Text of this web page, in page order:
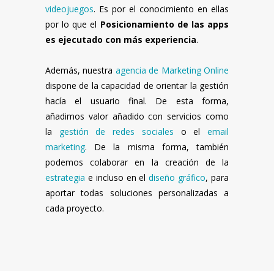
videojuegos. Es por el conocimiento en ellas
por lo que el Posicionamiento de las apps
es ejecutado con más experiencia.
Además, nuestra agencia de Marketing Online
dispone de la capacidad de orientar la gestión
hacía el usuario final. De esta forma,
añadimos valor añadido con servicios como
la gestión de redes sociales o elemail
marketing. De la misma forma, también
podemos colaborar en la creación de la
estrategia e incluso en eldiseño gráfico, para
aportar todas soluciones personalizadas a
cada proyecto.